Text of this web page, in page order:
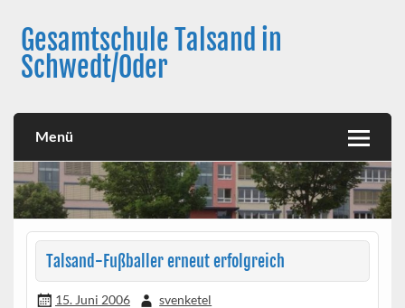
contentGesamtschule Talsand in
Schwedt/Oder
Menü
Talsand-Fußballer erneut erfolgreich
15. Juni 2006 svenketel